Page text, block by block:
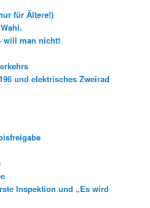
für Ältere!)
will man nicht!
und elektrisches Zweirad
Inspektion und „Es wird